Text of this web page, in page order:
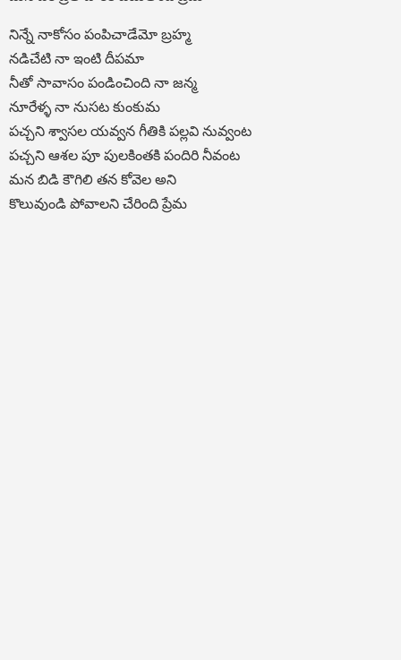
నిన్నే నాకోసం పంపిచాడేమో బ్రహ్మ
నడిచేటి నా ఇంటి దీపమా
నీతో సావాసం పండించింది నా జన్మ
నూరేళ్ళ నా నుసట కుంకుమ
పచ్చని శ్వాసల యవ్వన గీతికి పల్లవి నువ్వంట
పచ్చని ఆశల పూ పులకింతకి పందిరి నీవంట
మన బిడి కౌగిలి తన కోవెల అని
కొలువుండి పోవాలని చేరింది ప్రేమ